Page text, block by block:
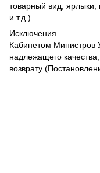
товарный вид,
и т.д.).
Исключения
Кабинетом Министров
надлежащего
возврату